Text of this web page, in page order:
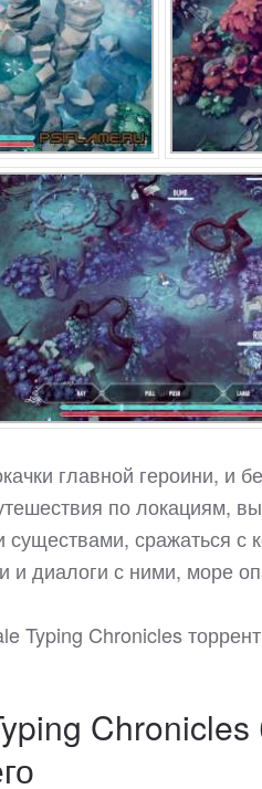
главной героини, и
по локациям,
сражаться
и диалоги с ними, море
Typing Chronicles
Chronicles